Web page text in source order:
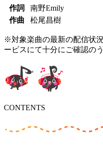
作詞
南野Emily
作曲
松尾昌樹
※対象楽曲の最新の配信状
ービスにて十分にご確認の
CONTENTS